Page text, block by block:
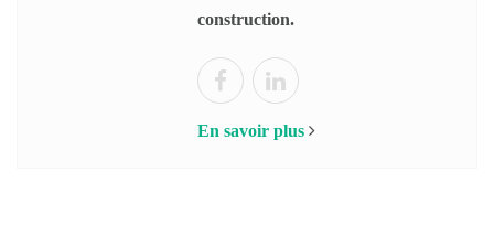
construction.
En savoir plus